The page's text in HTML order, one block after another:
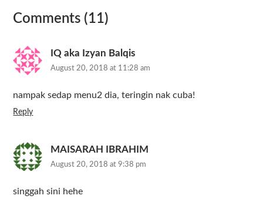
Comments (11)
IQ aka Izyan Balqis
August 20, 2018 at 11:28 am
nampak sedap menu2 dia, teringin nak cuba!
Reply
MAISARAH IBRAHIM
August 20, 2018 at 9:38 pm
singgah sini hehe